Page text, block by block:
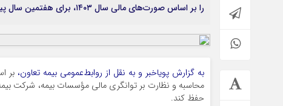
را بر اساس صورت‌های مالی سال ۱۴۰۳، برای هفتمین سال پیاپی در سطح یک توانگری مالی ارزیابی کرد.
به گزارش پویاخبر و به نقل از روابط‌عمومی بیمه تعاون،
محاسبه و نظارت بر توانگری مالی مؤسسات بیمه، شرکت
حفظ کند.